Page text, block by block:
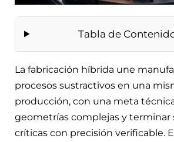
Tabla de
La fabricación híbrida une
procesos sustractivos en una
producción, con una meta
geometrías complejas y terminar
críticas con precisión verificable.